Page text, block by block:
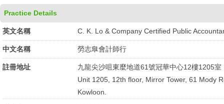
Practice Details
英文名稱 C. K. Lo & Company Certified Public
中文名稱 勞志臯會計師行
註冊地址
九龍尖沙咀東麼地道61號冠華中心12樓1205室
Unit 1205, 12th floor, Mirror Tower, 61 Mody
Kowloon.